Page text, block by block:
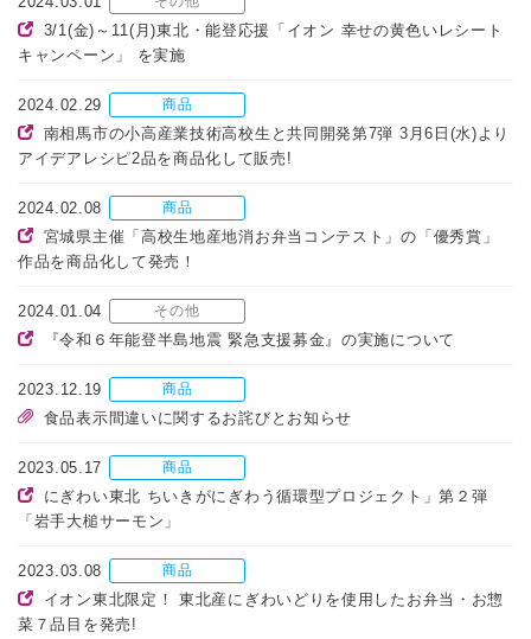
3/1(金)～11(月)東北・能登応援「イオン 幸せの黄色いレシート
キャンペーン」 を実施
2024.02.29 商品
南相馬市の小高産業技術高校生と共同開発第7弾 3月6日(水)より
アイデアレシピ2品を商品化して販売!
2024.02.08 商品
宮城県主催「高校生地産地消お弁当コンテスト」の「優秀賞」
作品を商品化して発売！
2024.01.04 その他
『令和６年能登半島地震 緊急支援募金』の実施について
2023.12.19 商品
食品表示間違いに関するお詫びとお知らせ
2023.05.17 商品
にぎわい東北 ちいきがにぎわう循環型プロジェクト」第２弾
「岩手大槌サーモン」
2023.03.08 商品
イオン東北限定！ 東北産にぎわいどりを使用したお弁当・お惣
菜７品目を発売!